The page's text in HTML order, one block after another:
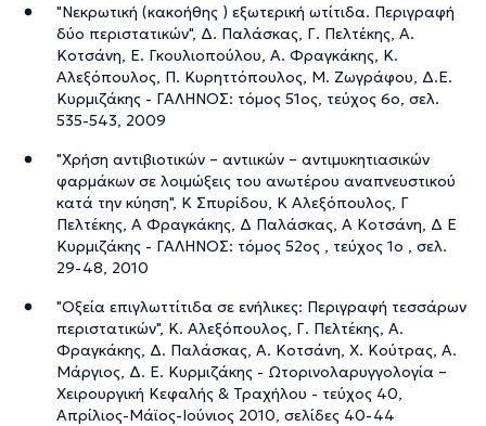
"Νεκρωτική (κακοήθης ) εξωτερική ωτίτιδα. Περιγραφή
δύο περιστατικών", Δ. Παλάσκας, Γ. Πελτέκης, Α.
Κοτσάνη, Ε. Γκουλιοπούλου, Α. Φραγκάκης, Κ.
Αλεξόπουλος, Π. Κυρηττόπουλος, Μ. Ζωγράφου, Δ.Ε.
Κυρμιζάκης - ΓΑΛΗΝΟΣ: τόμος 51ος, τεύχος 6ο, σελ.
535-543, 2009
"Χρήση αντιβιοτικών – αντιικών – αντιμυκητιασικών
φαρμάκων σε λοιμώξεις του ανωτέρου αναπνευστικού
κατά την κύηση", Κ Σπυρίδου, Κ Αλεξόπουλος, Γ
Πελτέκης, Α Φραγκάκης, Δ Παλάσκας, Α Κοτσάνη, Δ Ε
Κυρμιζάκης - ΓΑΛΗΝΟΣ: τόμος 52ος , τεύχος 1ο , σελ.
29-48, 2010
"Οξεία επιγλωττίτιδα σε ενήλικες: Περιγραφή τεσσάρων
περιστατικών", Κ. Αλεξόπουλος, Γ. Πελτέκης, Α.
Φραγκάκης, Δ. Παλάσκας, Α. Κοτσάνη, Χ. Κούτρας, Α.
Μάργιος, Δ. Ε. Κυρμιζάκης - Ωτορινολαρυγγολογία –
Χειρουργική Κεφαλής & Τραχήλου - τεύχος 40,
Απρίλιος-Μάϊος-Ιούνιος 2010, σελίδες 40-44